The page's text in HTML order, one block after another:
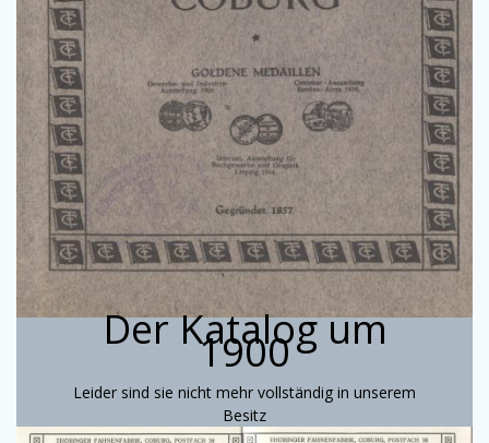
Der Katalog um
1900
Leider sind sie nicht mehr vollständig in unserem
Besitz